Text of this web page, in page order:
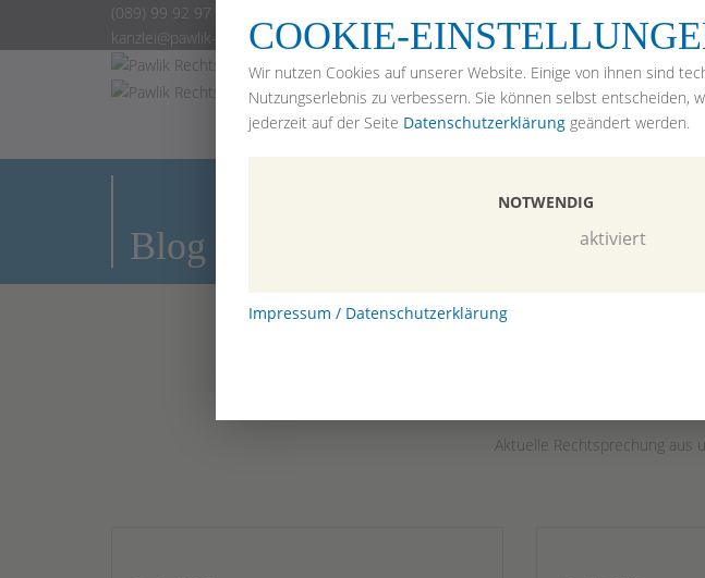
COOKIE-
Wir nutzen Cookies auf unserer Website. Einige von ihnen sind
Nutzungserlebnis zu verbessern. Sie können selbst entscheiden,
jederzeit auf der Seite Datenschutzerklärung geändert werden.
NOTWENDIG
aktiviert
Impressum / Datenschutzerklärung
(089) 99 92 97 2-0
kanzlei@pawlik-rechtsanwaelte.de
Home
Arbeitsrecht
Erbrecht
Bewertungen
Blog
Aktuelle Rechtsprechung aus